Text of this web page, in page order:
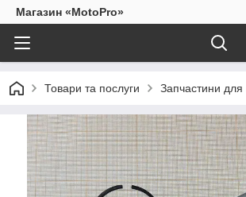
Магазин «MotoPro»
Товари та послуги Запчастини для